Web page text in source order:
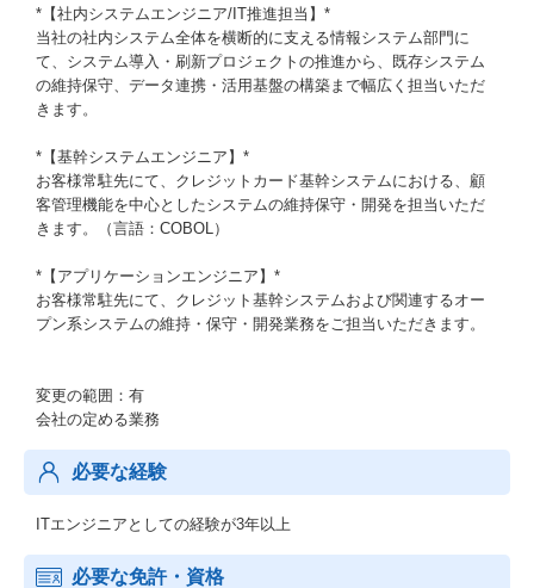
*【社内システムエンジニア/IT推進担当】*
当社の社内システム全体を横断的に支える情報システム部門に
て、システム導入・刷新プロジェクトの推進から、既存システム
の維持保守、データ連携・活用基盤の構築まで幅広く担当いただ
きます。
*【基幹システムエンジニア】*
お客様常駐先にて、クレジットカード基幹システムにおける、顧
客管理機能を中心としたシステムの維持保守・開発を担当いただ
きます。（言語：COBOL）
*【アプリケーションエンジニア】*
お客様常駐先にて、クレジット基幹システムおよび関連するオー
プン系システムの維持・保守・開発業務をご担当いただきます。
変更の範囲：有
会社の定める業務
必要な経験
ITエンジニアとしての経験が3年以上
必要な免許・資格